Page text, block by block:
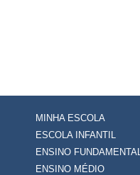
MINHA ESCOLA
ESCOLA INFANTIL
ENSINO FUNDAMENTAL
ENSINO MÉDIO